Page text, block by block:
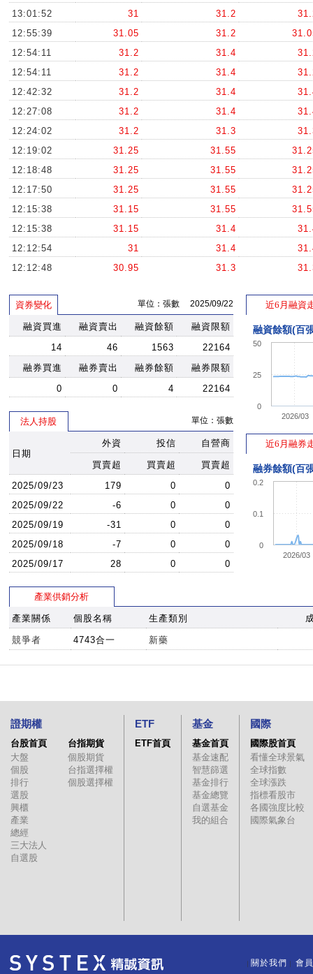
13:01:52
31 31.2
12:55:39
31.05 31.2
12:54:11
31.2 31.4
12:54:11
31.2 31.4
12:42:32
31.2 31.4
12:27:08
31.2 31.4
12:24:02
31.2 31.3
12:19:02
31.25 31.55
12:18:48
31.25 31.55
12:17:50
31.25 31.55
12:15:38
31.15 31.55
12:15:38
31.15 31.4
12:12:54
31 31.4
12:12:48
30.95 31.3
12:12:48
30.95 31.05
12:12:42
30.85 31.05
30.95 31
11:43:58
30.9 31.1
31.05 31.1
11:05:21
31.15
31.2
31.3
09:49:59
31.05 31.1
09:49:59
31.05
09:49:59
31.05
09:39:51
30.9 31.05
09:19:45
30.8 31.1
09:12:01
09:08:42
09:08:42
資券變化 單位：張數 2025/09/22
融資買進 融資賣出 融資餘額
融資限額
14
46 1563
22164
融券買進
融券賣出 融券餘額
融券限額
0
0 4 22164
法人持股 單位：張數
日期
外資 投信 自營商
買賣超 買賣超
買賣超
2025/09/23
179 0
0
2025/09/22
-6 0
0
2025/09/19
-31 0
0
2025/09/18
-7 0
0
2025/09/17
28 0 0
近6月融資
融資餘額(百
2026/03
0
25
50
近6月融券
融券餘額(百
2026/03
0
0.1
0.2
產業供銷分析
產業關係 個股名稱 生產類別
競爭者 4743合一 新藥
證期權
台股首頁
大盤
個股
排行
選股
興櫃
產業
總經
三大法人
自選股
台指期貨
個股期貨
台指選擇權
個股選擇權
ETF
ETF首頁
基金
基金首頁
基金速配
智慧篩選
基金排行
基金總覽
自選基金
我的組合
國際
國際股首頁
看懂全球景氣
全球指數
全球漲跌
指標看股市
各國強度比較
國際氣象台
關於我們 會